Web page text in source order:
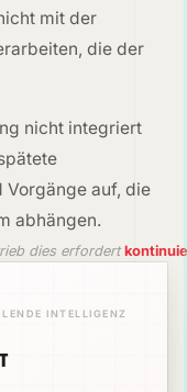
mit der
die der
nicht integriert
Vorgänge auf, die
abhängen.
dies erfordert
INTELLIGENZ